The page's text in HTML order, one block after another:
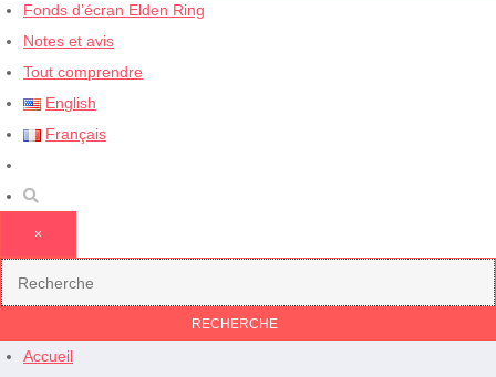
Fonds d’écran Elden Ring
Notes et avis
Tout comprendre
English
Français
×
Accueil